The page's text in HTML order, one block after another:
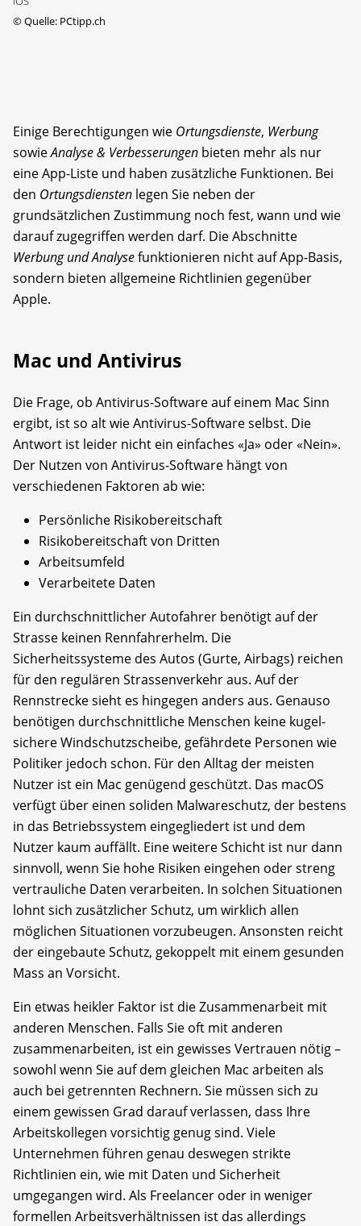
©Quelle: PCtipp.ch
Einige Berechtigungen wie Ortungsdienste, Werbung
sowieAnalyse & Verbesserungen bieten mehr als nur
eine App-Liste und haben zusätzliche Funktionen. Bei
den Ortungsdiensten legen Sie neben der
grundsätzlichen Zustimmung noch fest, wann und wie
darauf zugegriffen werden darf. Die Abschnitte
Werbung und Analysefunktionieren nicht auf App-Basis,
sondern bieten allgemeine Richtlinien gegenüber
Apple.
Mac und Antivirus
Die Frage, ob Antivirus-Software auf einem Mac Sinn
ergibt, ist so alt wie Antivirus-Software selbst. Die
Antwort ist leider nicht ein einfaches «Ja» oder «Nein».
Der Nutzen von Antivirus-Software hängt von
verschiedenen Faktoren ab wie:
Persönliche Risikobereitschaft
Risikobereitschaft von Dritten
Arbeitsumfeld
Verarbeitete Daten
Ein durchschnittlicher Autofahrer benötigt auf der
Strasse keinen Rennfahrerhelm. Die
Sicherheitssysteme des Autos (Gurte, Airbags) reichen
für den regulären Strassenverkehr aus. Auf der
Rennstrecke sieht es hingegen anders aus. Genauso
benötigen durchschnittliche Menschen keine kugel­
sichere Windschutzscheibe, gefährdete Personen wie
Politiker jedoch schon. Für den Alltag der meisten
Nutzer ist ein Mac genügend geschützt. Das mac­OS
verfügt über einen soliden Malwareschutz, der bestens
in das Betriebssystem eingegliedert ist und dem
Nutzer kaum auffällt. Eine weitere Schicht ist nur dann
sinnvoll, wenn Sie hohe Risiken eingehen oder streng
vertrauliche Daten ver­arbeiten. In solchen Situationen
lohnt sich zusätz­licher Schutz, um wirklich allen
möglichen Situationen vorzubeugen. Ansonsten reicht
der ein­gebaute Schutz, gekoppelt mit einem gesunden
Mass an Vorsicht.
Ein etwas heikler Faktor ist die Zusammen­arbeit mit
anderen Menschen. Falls Sie oft mit anderen
zusammenarbeiten, ist ein gewisses Vertrauen nötig –
sowohl wenn Sie auf dem gleichen Mac arbeiten als
auch bei getrennten Rechnern. Sie müssen sich zu
einem gewissen Grad darauf verlassen, dass Ihre
Arbeitskollegen vorsichtig genug sind. Viele
Unternehmen führen genau deswegen strikte
Richtlinien ein, wie mit Daten und Sicherheit
umgegangen wird. Als Free­lancer oder in weniger
formellen Arbeitsverhältnissen ist das allerdings